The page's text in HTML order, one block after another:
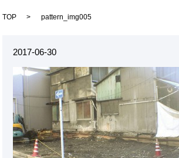
TOP pattern_img005
2017-06-30